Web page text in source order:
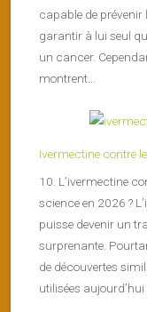
capable de prévenir
garantir à lui seul
un cancer.
montrent...
Ivermectine contre
10. L’ivermectine
science en 2026 ?
puisse devenir un
surprenante.
de découvertes
utilisées aujourd’hui